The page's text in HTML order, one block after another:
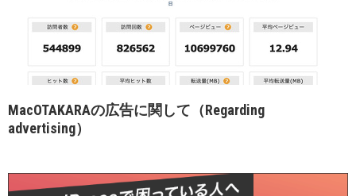
MacOTAKARAの広告に関して（Regarding
advertising）